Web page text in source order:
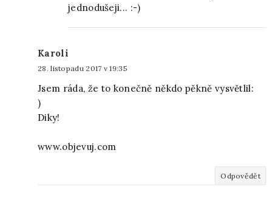
jednodušeji... :-)
Karoli
28. listopadu 2017 v 19:35
Jsem ráda, že to konečně někdo pěkně vysvětlil:
)
Diky!
www.objevuj.com
Odpovědět